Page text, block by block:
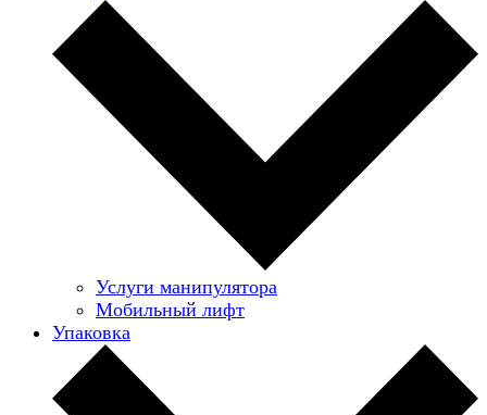
Услуги манипулятора
Мобильный лифт
Упаковка